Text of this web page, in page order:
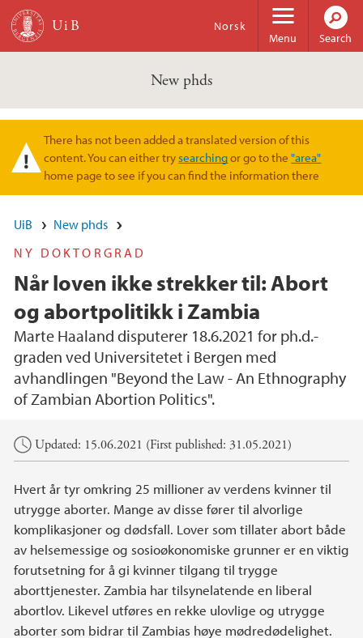
Skip to main content
Menu
Norsk
Search
New phds
Warning message
There has not been added a translated version of this
content. You can either trysearchingor go to the"area"
home page to see if you can find the information there
UiB
New phds
NY DOKTORGRAD
Når loven ikke strekker til: Abort
og abortpolitikk i Zambia
Marte Haaland disputerer 18.6.2021 for ph.d.-
graden ved Universitetet i Bergen med
avhandlingen "Beyond the Law - An Ethnography
of Zambian Abortion Politics".
Main content
Updated: 15.06.2021 (First published: 31.05.2021)
Hvert år tyr omkring 25 millioner av verdens kvinner til
utrygge aborter. Mange av disse fører til alvorlige
komplikasjoner og dødsfall. Lover som tillater abort både
av helsemessige og sosioøkonomiske grunner er en viktig
forutsetning for å gi kvinner tilgang til trygge
aborttjenester. Zambia har tilsynelatende en liberal
abortlov. Likevel utføres en rekke ulovlige og utrygge
aborter som bidrar til Zambias høye mødredødelighet.